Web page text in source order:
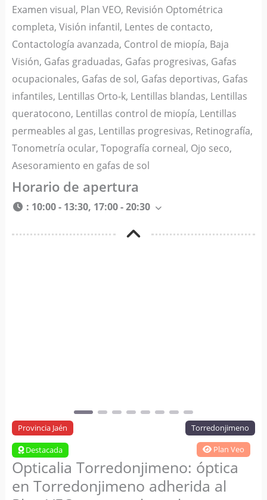
Examen visual, Plan VEO, Revisión Optométrica
completa, Visión infantil, Lentes de contacto,
Contactología avanzada, Control de miopía, Baja
Visión, Gafas graduadas, Gafas progresivas, Gafas
ocupacionales, Gafas de sol, Gafas deportivas, Gafas
infantiles, Lentillas Orto-k, Lentillas blandas, Lentillas
queratocono, Lentillas control de miopía, Lentillas
permeables al gas, Lentillas progresivas, Retinografía,
Tonometría ocular, Topografía corneal, Ojo seco,
Asesoramiento en gafas de sol
Horario de apertura
: 10:00 - 13:30, 17:00 - 20:30
Provincia Jaén Torredonjimeno
Destacada Plan Veo
Opticalia Torredonjimeno: óptica
en Torredonjimeno adherida al